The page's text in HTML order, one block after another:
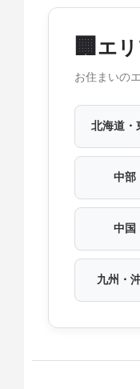
🏢 エ
お住まいの
北海道・
中部
中国
九州・